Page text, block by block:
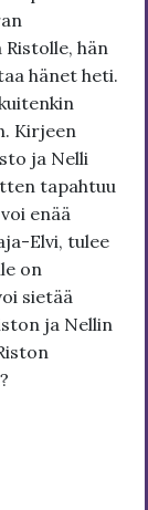
hän
hänet heti.
Kirjeen
ja Nelli
tapahtuu
enää
Elvi, tulee
on
sietää
ja Nellin